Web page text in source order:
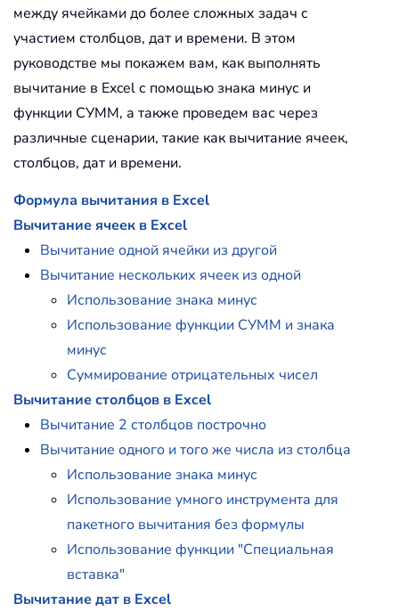
между ячейками до более сложных задач с
участием столбцов, дат и времени. В этом
руководстве мы покажем вам, как выполнять
вычитание в Excel с помощью знака минус и
функции СУММ, а также проведем вас через
различные сценарии, такие как вычитание ячеек,
столбцов, дат и времени.
Формула вычитания в Excel
Вычитание ячеек в Excel
Вычитание одной ячейки из другой
Вычитание нескольких ячеек из одной
Использование знака минус
Использование функции СУММ и знака
минус
Суммирование отрицательных чисел
Вычитание столбцов в Excel
Вычитание 2 столбцов построчно
Вычитание одного и того же числа из столбца
Использование знака минус
Использование умного инструмента для
пакетного вычитания без формулы
Использование функции "Специальная
вставка"
Вычитание дат в Excel